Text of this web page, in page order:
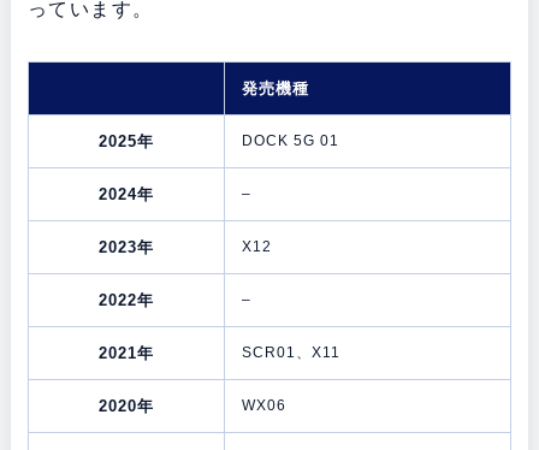
っています。
発売機種
2025年 DOCK 5G 01
2024年 –
2023年 X12
2022年 –
2021年 SCR01、X11
2020年 WX06